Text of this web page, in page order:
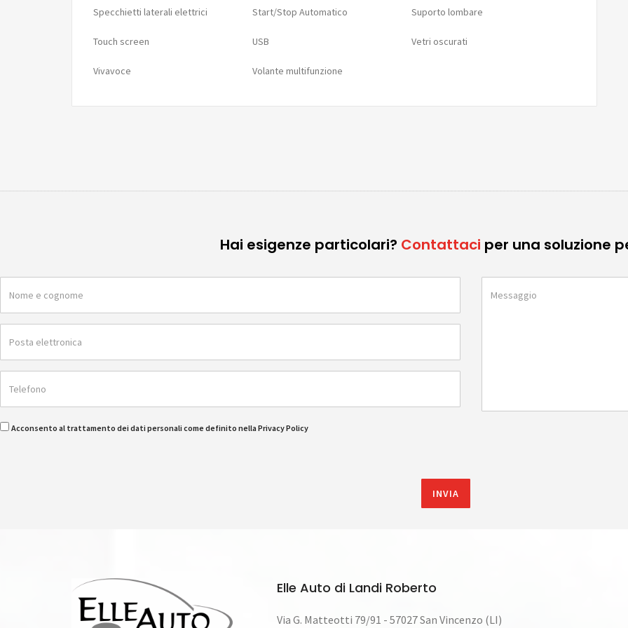
Specchietti laterali elettrici Start/Stop Automatico Suporto lombare
Touch screen USB Vetri oscurati
Vivavoce Volante multifunzione
Hai esigenze particolari? Contattaci per una soluzione
Acconsento al trattamento dei dati personali come definito nella Privacy Policy
Elle Auto di Landi Roberto
Via G. Matteotti 79/91 - 57027 San Vincenzo (LI)